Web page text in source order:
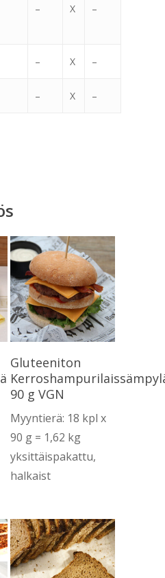
– X –
– X –
– X –
Lue Lisää
Gluteeniton
90 g VGN
Myyntierä: 18 kpl x
90 g = 1,62 kg
yksittäispakattu,
halkaist